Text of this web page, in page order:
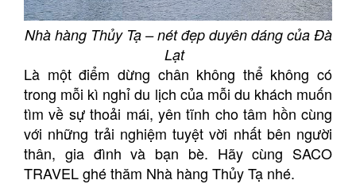
Nhà hàng Thủy Tạ – nét đẹp duyên dáng của Đà
Lạt
Là một điểm dừng chân không thể không có
trong mỗi kì nghỉ du lịch của mỗi du khách muốn
tìm về sự thoải mái, yên tĩnh cho tâm hồn cùng
với những trải nghiệm tuyệt vời nhất bên người
thân, gia đình và bạn bè. Hãy cùng SACO
TRAVEL ghé thăm Nhà hàng Thủy Tạ nhé.